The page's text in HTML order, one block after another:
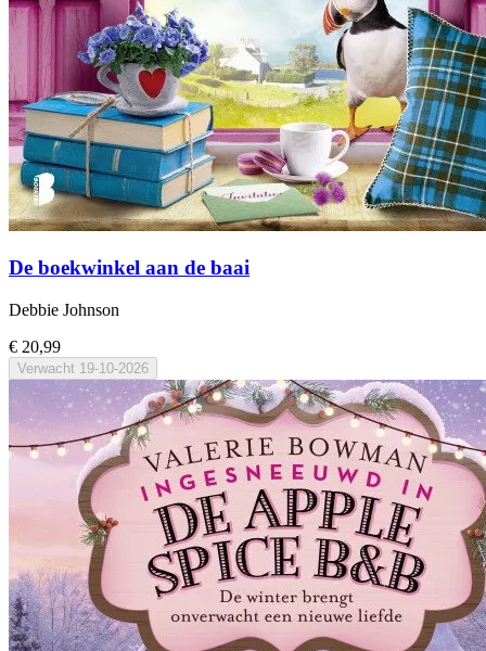
De boekwinkel aan de baai
Debbie Johnson
€ 20,99
Verwacht 19-10-2026